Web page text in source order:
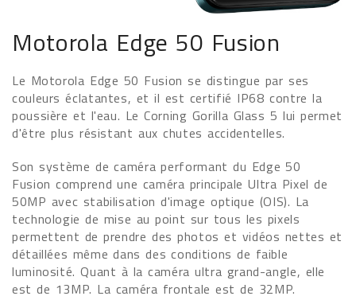
Motorola Edge 50 Fusion
Le Motorola Edge 50 Fusion se distingue par ses
couleurs éclatantes, et il est certifié IP68 contre la
poussière et l'eau. Le Corning Gorilla Glass 5 lui permet
d'être plus résistant aux chutes accidentelles.
Son système de caméra performant du Edge 50
Fusion comprend une caméra principale Ultra Pixel de
50MP avec stabilisation d'image optique (OIS). La
technologie de mise au point sur tous les pixels
permettent de prendre des photos et vidéos nettes et
détaillées même dans des conditions de faible
luminosité. Quant à la caméra ultra grand-angle, elle
est de 13MP. La caméra frontale est de 32MP.